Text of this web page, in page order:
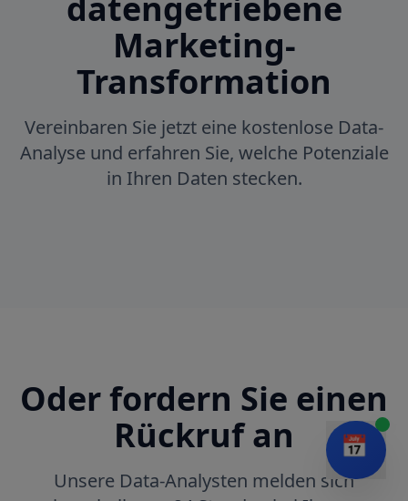
📅
Marketing-
Transformation
Vereinbaren Sie jetzt eine kostenlose Data-
Analyse und erfahren Sie, welche Potenziale
in Ihren Daten stecken.
Oder fordern Sie einen
Rückruf an
Unsere Data-Analysten melden sich